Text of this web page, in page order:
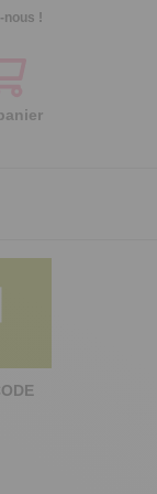
nous !